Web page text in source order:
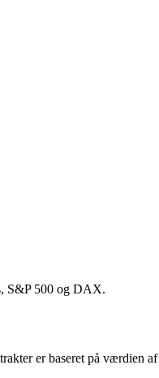
S&P 500 og DAX.
er baseret på værdien af